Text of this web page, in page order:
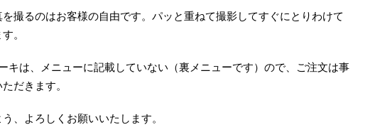
撮るのはお客様の自由です。パッと重ねて撮影してすぐにとりわけて
。
キは、メニューに記載していない（裏メニューです）ので、ご注文は事
だきます。
、よろしくお願いいたします。